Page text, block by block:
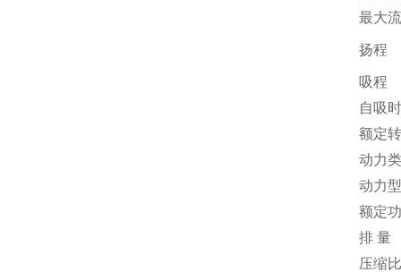
最大
扬程
吸程
自吸
额定
动力
动力
额定
排 量
压缩比